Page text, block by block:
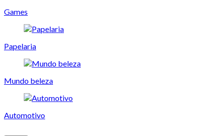
Games
Papelaria
Mundo beleza
Automotivo